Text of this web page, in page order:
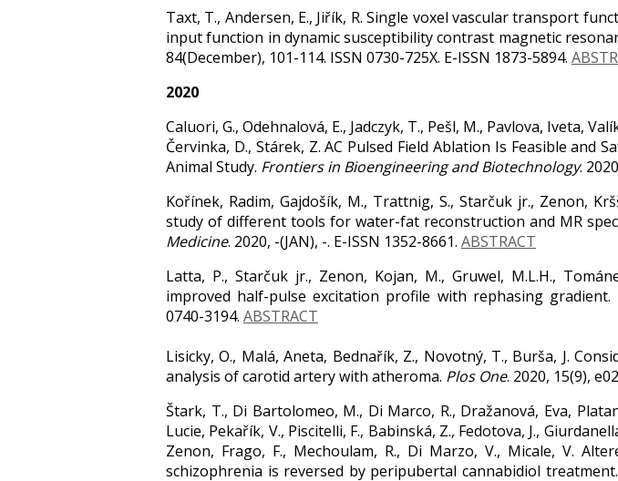
Taxt, T., Andersen, E., Jiřík, R. Single voxel vascular transport
input function in dynamic susceptibility contrast magnetic
84(December), 101-114. ISSN 0730-725X. E-ISSN 1873-5894.
2020
Caluori, G., Odehnalová, E., Jadczyk, T., Pešl, M., Pavlova, Iveta,
Červinka, D., Stárek, Z. AC Pulsed Field Ablation Is Feasible
Animal Study. Frontiers in Bioengineering and Biotechnology.
Kořínek, Radim, Gajdošík, M., Trattnig, S., Starčuk jr., Zenon,
study of different tools for water-fat reconstruction and MR
Medicine. 2020, -(JAN), -. E-ISSN 1352-8661. ABSTRACT
Latta, P., Starčuk jr., Zenon, Kojan, M., Gruwel, M.L.H.,
improved half-pulse excitation profile with rephasing gradient.
0740-3194. ABSTRACT
Lisicky, O., Malá, Aneta, Bednařík, Z., Novotný, T., Burša, J.
analysis of carotid artery with atheroma. Plos One. 2020, 15(9),
Štark, T., Di Bartolomeo, M., Di Marco, R., Dražanová, Eva,
Lucie, Pekařík, V., Piscitelli, F., Babinská, Z., Fedotova, J.,
Zenon, Frago, F., Mechoulam, R., Di Marzo, V., Micale, V.
schizophrenia is reversed by peripubertal cannabidiol treatment.